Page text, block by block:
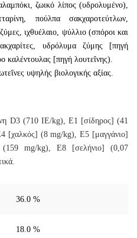
ζωικό λίπος (υδρολυμένο),
πούλπα σακχαροτεύτλων,
ιχθυέλαιο, ψύλλιο (σπόροι και
υδρόλυμα ζύμης [πηγή
καλέντουλας [πηγή λουτεΐνης).
υψηλής βιολογικής αξίας.
D3 (710 IE/kg), E1 [σίδηρος] (41
[χαλκός] (8 mg/kg), E5 [μαγγάνιο]
mg/kg), E8 [σελήνιο] (0,07
36.0 %
18.0 %